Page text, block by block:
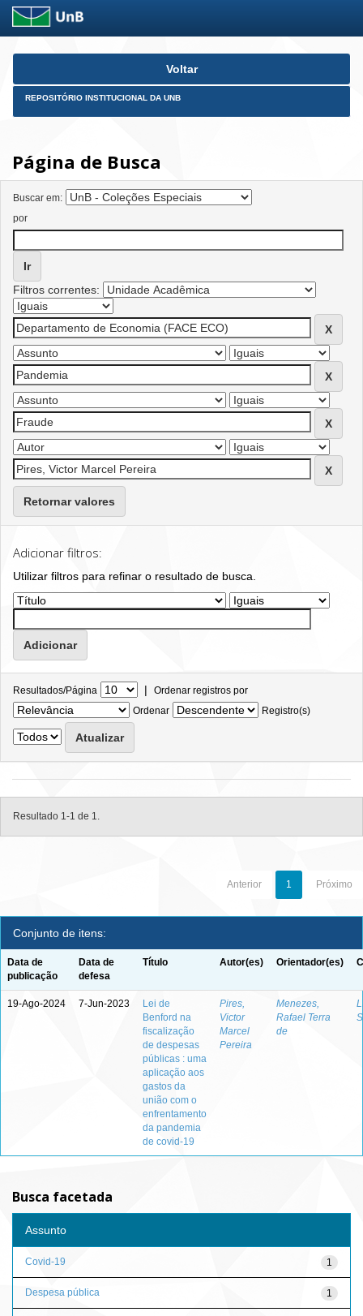
Skip
Voltar
REPOSITÓRIO INSTITUCIONAL DA UNB
Página de Busca
Buscar em:
por
Filtros correntes:
Retornar valores
Adicionar filtros:
Utilizar filtros para refinar o resultado de busca.
Resultados/Página | Ordenar registros por
Ordenar
Registro(s)
Resultado 1-1 de 1.
Anterior 1 Próximo
Conjunto de itens:
Data de
publicação
Data de
defesa
Título Autor(es) Orientador(es)
19-Ago-2024 7-Jun-2023
Lei de
Benford na
fiscalização
de despesas
públicas : uma
aplicação aos
gastos da
união com o
enfrentamento
da pandemia
de covid-19
Pires,
Victor
Marcel
Pereira
Menezes,
Rafael Terra
de
Busca facetada
Assunto
1
Covid-19
1
Despesa pública